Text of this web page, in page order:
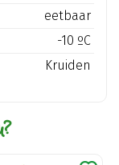
eetbaar
-10 ºC
Kruiden